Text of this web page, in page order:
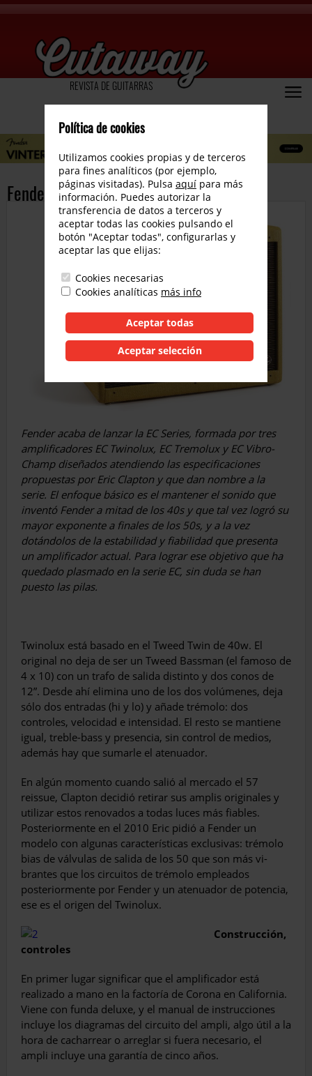
REVISTA DE GUITARRAS
Fender EC Twinolux
Fender acaba de lanzar la EC Series, formada por tres
amplificadores EC Twinolux, EC Tremolux y EC Vibro-
Champ diseñados atendiendo las especificaciones
propuestas por Eric Clapton y que dan nombre a la
serie. El enfoque básico es el mantener el sonido que
inventó Fender a mitad de los 40s y que tal vez logró su
mayor exponente a finales de los 50s, y a la vez
dotándolos de la estabilidad y fiabilidad que presenta
un amplificador actual. Para lograr ese objetivo que ha
quedado plasmado en la serie EC, sin duda se han
puesto las pilas.
Twinolux está basado en el Tweed Twin de 40w. El
original no deja de ser un Tweed Bassman (el famoso de
4 x 10) con un trafo de salida distinto y dos conos de
12”. Desde ahí elimina uno de los dos volúme­nes, deja
sólo dos entradas (hi y lo) y añade trémolo: dos
controles, velocidad e intensidad. El resto se mantiene
igual, treble-bass y pre­sencia, sin control de medios,
además hay que sumarle el atenuador.
En algún momento cuando salió al merca­do el 57
reissue, Clapton decidió retirar sus amplis originales y
utilizar estos renovados a todas luces más fiables.
Posteriormente en el 2010 Eric pidió a Fender un
modelo con algu­nas características exclusivas: trémolo
bias de válvulas de salida de los 50 que son más vi­
brantes que los circuitos de trémolo emplea­dos
posteriormente por Fender y un atenuador de potencia,
ese es el origen del Twinolux.
Construcción,
controles
En primer lugar significar que el amplifica­dor está
realizado a mano en la factoría de Co­rona en California.
Viene con funda deluxe, y el manual de instrucciones
incluye los diagramas del circuito del ampli, algo útil a la
hora de ca­charrear o arreglar si fuera necesario, el
ampli incluye una garantía de cinco años.
Política de cookies
Utilizamos cookies propias y de terceros
para fines analíticos (por ejemplo,
páginas visitadas). Pulsa aquí para más
información. Puedes autorizar la
transferencia de datos a terceros y
aceptar todas las cookies pulsando el
botón "Aceptar todas", configurarlas y
aceptar las que elijas:
Cookies necesarias
Cookies analíticas más info
Aceptar todas
Aceptar selección